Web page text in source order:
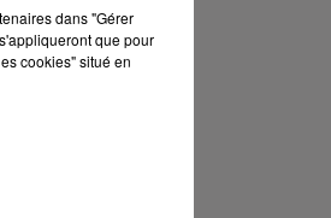
dans "Gérer
que pour
cookies" situé en